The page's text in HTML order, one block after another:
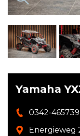
Yamaha
0342-465739
Energieweg